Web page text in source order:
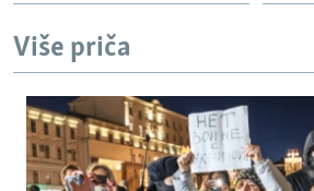
TRI DECENIJE OD RATA U BIH
SVE KARTE DEJTONA
Više priča